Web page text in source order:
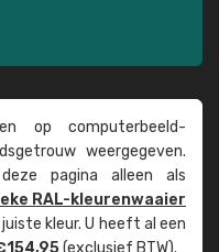
op computer­beeld­
weer­gegeven.
pagina alleen als
RAL-kleuren­waaier
kleur. U heeft al een
(exclusief BTW).